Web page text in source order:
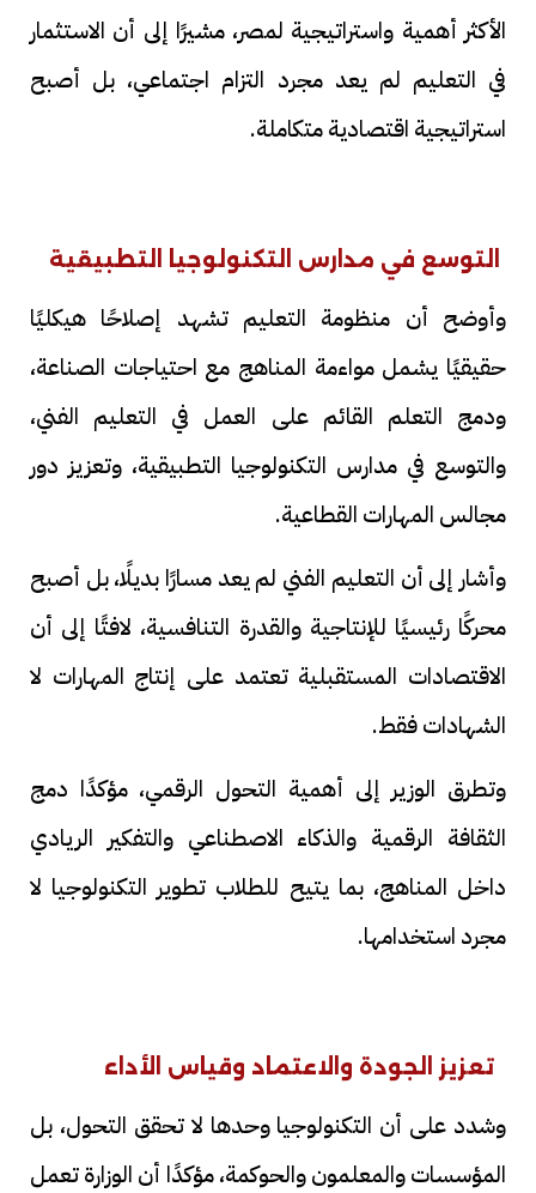
الأكثر أهمية واستراتيجية لمصر، مشيرًا إلى أن الاستثمار
في التعليم لم يعد مجرد التزام اجتماعي، بل أصبح
استراتيجية اقتصادية متكاملة.
التوسع في مدارس التكنولوجيا التطبيقية
وأوضح أن منظومة التعليم تشهد إصلاحًا هيكليًا
حقيقيًا يشمل مواءمة المناهج مع احتياجات الصناعة،
ودمج التعلم القائم على العمل في التعليم الفني،
والتوسع في مدارس التكنولوجيا التطبيقية، وتعزيز دور
مجالس المهارات القطاعية.
وأشار إلى أن التعليم الفني لم يعد مسارًا بديلًا، بل أصبح
محركًا رئيسيًا للإنتاجية والقدرة التنافسية، لافتًا إلى أن
الاقتصادات المستقبلية تعتمد على إنتاج المهارات لا
الشهادات فقط.
وتطرق الوزير إلى أهمية التحول الرقمي، مؤكدًا دمج
الثقافة الرقمية والذكاء الاصطناعي والتفكير الريادي
داخل المناهج، بما يتيح للطلاب تطوير التكنولوجيا لا
مجرد استخدامها.
تعزيز الجودة والاعتماد وقياس الأداء
وشدد على أن التكنولوجيا وحدها لا تحقق التحول، بل
المؤسسات والمعلمون والحوكمة، مؤكدًا أن الوزارة تعمل